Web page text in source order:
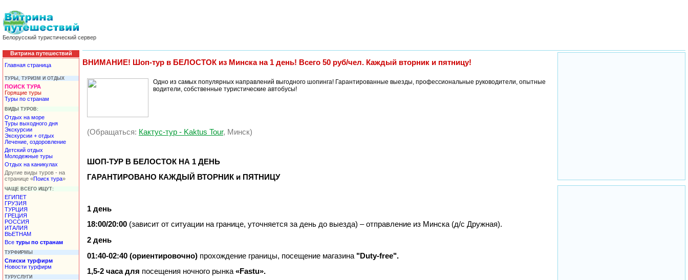
Белорусский туристический сервер
Витрина путешествий
Главная страница
ТУРЫ, ТУРИЗМ И ОТДЫХ
ПОИСК ТУРА
Горящие туры
Туры по странам
ВИДЫ ТУРОВ:
Отдых на море
Туры выходного дня
Экскурсии
Экскурсии + отдых
Лечение, оздоровление
Детский отдых
Молодежные туры
Отдых на каникулах
Другие виды туров - на
странице «Поиск тура»
ЧАЩЕ ВСЕГО ИЩУТ:
ЕГИПЕТ
ГРУЗИЯ
ТУРЦИЯ
ГРЕЦИЯ
РОССИЯ
ИТАЛИЯ
ВЬЕТНАМ
Все туры по странам
ТУРФИРМЫ
Списки турфирм
Новости турфирм
ТУРУСЛУГИ
ВНИМАНИЕ! Шоп-тур в БЕЛОСТОК из Минска на 1 день! Всего 50 руб/чел. Каждый вторник и пятницу!
Одно из самых популярных направлений выгодного шопинга! Гарантированные выезды, профессиональные руководители, опытные
водители, собственные туристические автобусы!
(Обращаться: Кактус-тур - Kaktus Tour, Минск)
ШОП-ТУР В БЕЛОСТОК НА 1 ДЕНЬ
ГАРАНТИРОВАНО КАЖДЫЙ ВТОРНИК и ПЯТНИЦУ
1 день
18:00/20:00 (зависит от ситуации на границе, уточняется за день до выезда) – отправление из Минска (д/с Дружная).
2 день
01:40-02:40 (ориентировочно) прохождение границы, посещение магазина "Duty-free".
1,5-2 часа для посещения ночного рынка«Fastu».